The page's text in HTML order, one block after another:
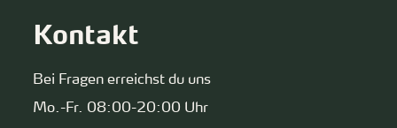
Kontakt
Bei Fragen erreichst du uns
Mo.-Fr. 08:00-20:00 Uhr